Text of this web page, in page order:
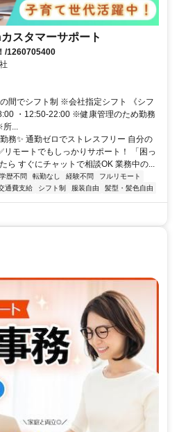
スタマーサポート
/1260705400
間でシフト制 ※会社指定シフト 《シフ
・12:50-22:00 ※健康管理のため勤務
...
務✨ 通勤ゼロでストレスフリー 自分の
リモートでもしっかりサポート！ 「困っ
ら すぐにチャットで相談OK 業務中の...
学歴不問 転勤なし 経験不問
フルリモート
通費支給 シフト制 服装自由 髪型・髪色自由